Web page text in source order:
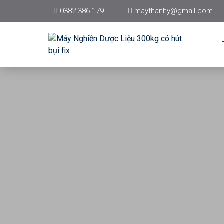
0382.386.179 maythanhy@gmail.com